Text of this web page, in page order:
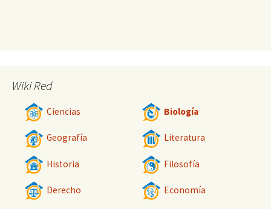
Wiki Red
Ciencias Biología
Geografía Literatura
Historia Filosofía
Derecho Economía